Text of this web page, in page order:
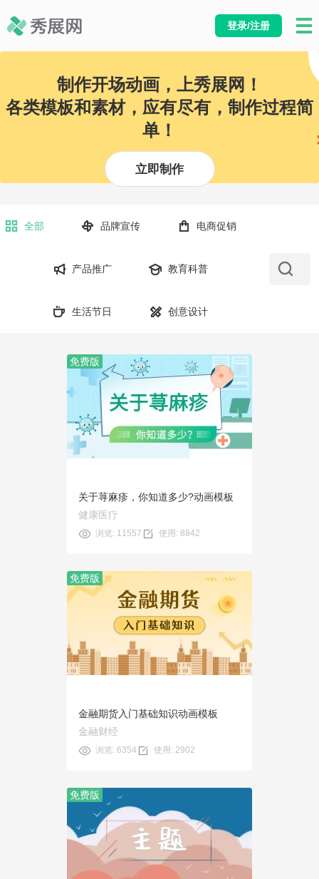
登录/注册
制作开场动画，上秀展网！
各类模板和素材，应有尽有，制作过程简
单！
立即制作
全部 品牌宣传 电商促销
产品推广 教育科普
生活节日 创意设计
免费版
预览
使用
关于荨麻疹，你知道多少?动画模板
健康医疗
浏览: 11557 使用: 8842
免费版
预览
金融期货入门基础知识动画模板
金融财经
浏览: 6354 使用: 2902
免费版
预览
使用